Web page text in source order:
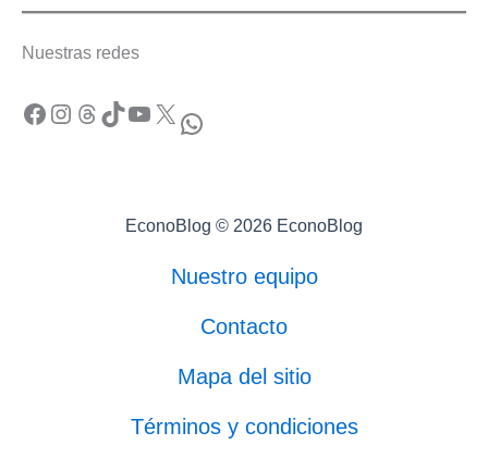
Nuestras redes
Facebook Instagram Threads TikTok YouTube X WhatsApp
EconoBlog © 2026 EconoBlog
Nuestro equipo
Contacto
Mapa del sitio
Términos y condiciones